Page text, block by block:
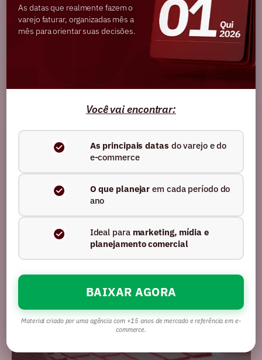
muda na forma de ranquear e ser
encontrado
Ler artigo
As datas que realmente fazem o
varejo faturar, organizadas mês a
mês para orientar suas decisões.
Você vai encontrar:
As principais datas do varejo e do
e-commerce
O que planejar em cada período do
ano
Ideal para marketing, mídia e
planejamento comercial
BAIXAR AGORA
Material criado por uma agência com +15 anos de mercado e referência em e-
commerce.